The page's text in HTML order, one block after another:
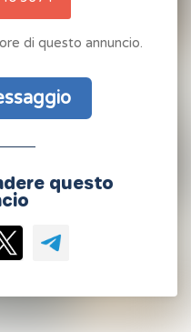
di questo annuncio.
questo